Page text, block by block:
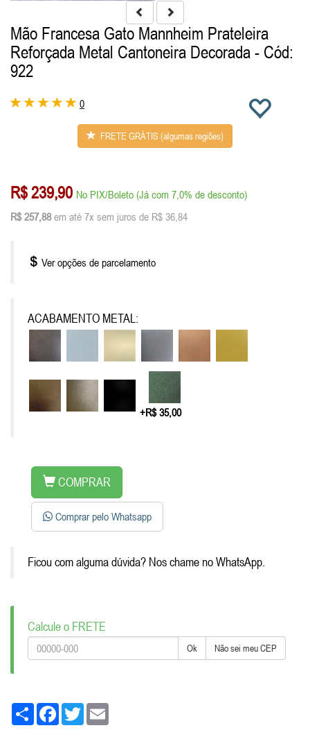
Mão Francesa Gato Mannheim Prateleira
Reforçada Metal Cantoneira Decorada - Cód:
922
0
FRETE GRÁTIS (algumas regiões)
R$ 239,90 No PIX/Boleto (Já com 7,0% de desconto)
R$ 257,88 em até 7x sem juros de R$ 36,84
Ver opções de parcelamento
ACABAMENTO METAL:
+R$ 35,00
COMPRAR
Comprar pelo Whatsapp
Ficou com alguma dúvida? Nos chame no WhatsApp.
Calcule o FRETE
Ok Não sei meu CEP
Share FacebookTwitter